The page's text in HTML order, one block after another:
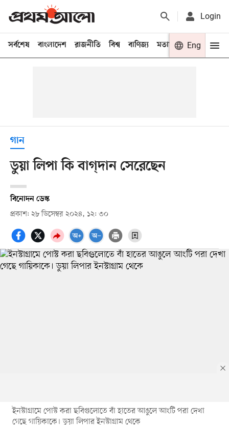
Login
সর্বশেষ বাংলাদেশ রাজনীতি বিশ্ব বাণিজ্য মতামত খেলা
Eng
গান
ডুয়া লিপা কি বাগ্‌দান সেরেছেন
বিনোদন ডেস্ক
প্রকাশ: ২৮ ডিসেম্বর ২০২৪, ১২: ৩০
ইনস্টাগ্রামে পোস্ট করা ছবিগুলোতে বাঁ হাতের আঙুলে আংটি পরা দেখা
গেছে গায়িকাকে। ডুয়া লিপার ইনস্টাগ্রাম থেকে